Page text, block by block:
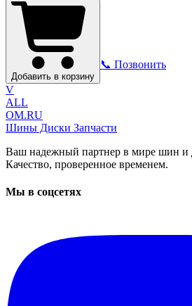
Добавить в корзину
📞 Позвонить
V
ALL
OM.RU
Шины Диски Запчасти
Ваш надежный партнер в мире шин и
Качество, проверенное временем.
Мы в соцсетях